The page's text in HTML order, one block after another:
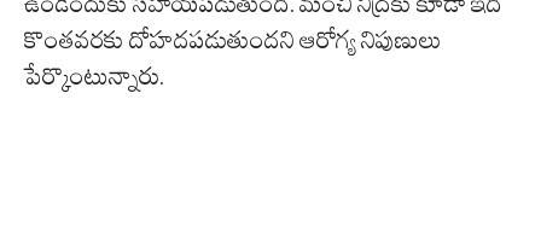
కొంతవరకు దోహదపడుతుందని ఆరోగ్య నిపుణులు
పేర్కొంటున్నారు.